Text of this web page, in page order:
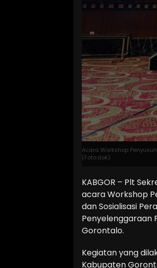
Acara Workshop
(Foto:dok)
KABGOR – Plt
acara Workshop
dan Sosialisasi
Penyelenggaraan
Gorontalo.
Kegiatan yang
Kabupaten